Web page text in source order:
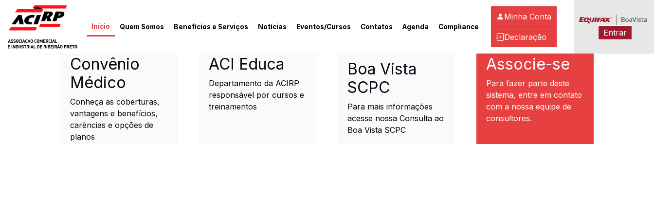
Pular para o conteúdo principal
Início Quem Somos Benefícios e Serviços Notícias Eventos/Cursos Contatos Agenda Compliance
Minha Conta
Declaração Entrar
ACIRP - Associação Comercial e Industrial de Ribeirão Preto
Convênio
Médico
Conheça as coberturas,
vantagens e benefícios,
carências e opções de
planos
ACI Educa
Departamento da ACIRP
responsável por cursos e
treinamentos
Boa Vista
SCPC
Para mais informações
acesse nossa Consulta ao
Boa Vista SCPC
Associe-se
Para fazer parte deste
sistema, entre em contato
com a nossa equipe de
consultores.